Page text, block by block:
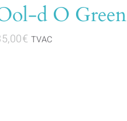
d O Green
€ TVAC